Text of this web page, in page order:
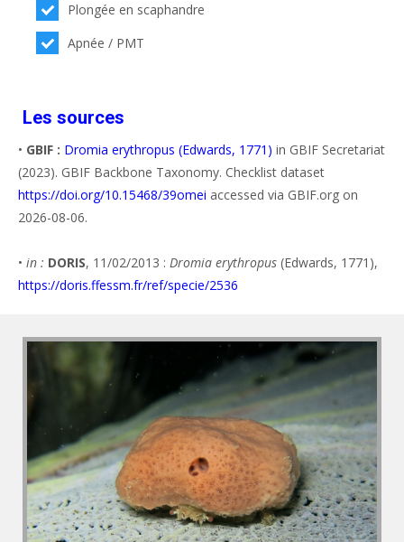
Plongée en scaphandre
Apnée / PMT
Les sources
• GBIF : Dromia erythropus (Edwards, 1771) in GBIF Secretariat
(2023). GBIF Backbone Taxonomy. Checklist dataset
https://doi.org/10.15468/39omei accessed via GBIF.org on
2026-08-06.
• in : DORIS, 11/02/2013 : Dromia erythropus (Edwards, 1771),
https://doris.ffessm.fr/ref/specie/2536